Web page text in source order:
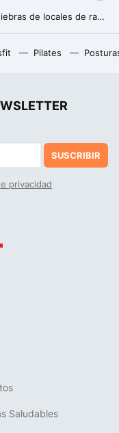
Japón está sufriendo un récord de quiebras de locales de ramen. Y en parte es fruto de la "barrera de los 1.000 yenes"
Pilates
SUSCRIBIR
privacidad
Saludables